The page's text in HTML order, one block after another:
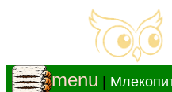
menu